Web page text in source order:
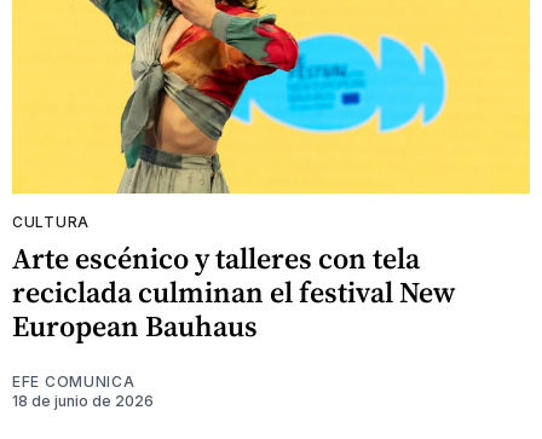
CULTURA
Arte escénico y talleres con tela
reciclada culminan el festival New
European Bauhaus
EFE COMUNICA
18 de junio de 2026